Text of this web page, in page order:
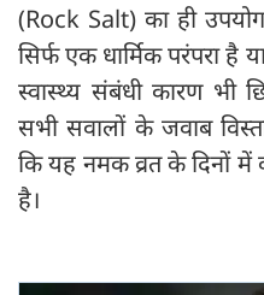
(Rock Salt) का ही
सिर्फ एक धार्मिक परंपरा है
स्वास्थ्य संबंधी कारण
सभी सवालों के जवाब
कि यह नमक व्रत के दिनों में
है।